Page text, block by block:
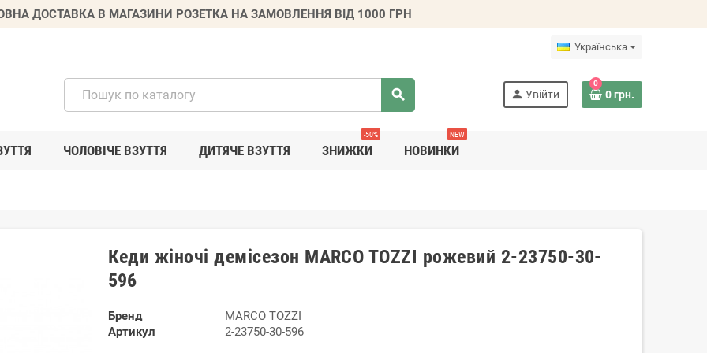
ДОСТАВКА В МАГАЗИНИ РОЗЕТКА НА ЗАМОВЛЕННЯ ВІД 1000 ГРН
Українська
search person Увійти
0
0 грн.
ЧОЛОВІЧЕ ВЗУТТЯ ДИТЯЧЕ ВЗУТТЯ ЗНИЖКИ
-50%
НОВИНКИ
NEW
Кеди жіночі демісезон MARCO TOZZI рожевий 2-23750-30-
596
Бренд
MARCO TOZZI
Артикул
2-23750-30-596